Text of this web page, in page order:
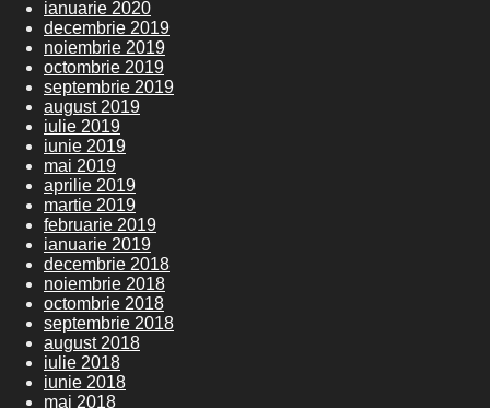
ianuarie 2020
decembrie 2019
noiembrie 2019
octombrie 2019
septembrie 2019
august 2019
iulie 2019
iunie 2019
mai 2019
aprilie 2019
martie 2019
februarie 2019
ianuarie 2019
decembrie 2018
noiembrie 2018
octombrie 2018
septembrie 2018
august 2018
iulie 2018
iunie 2018
mai 2018